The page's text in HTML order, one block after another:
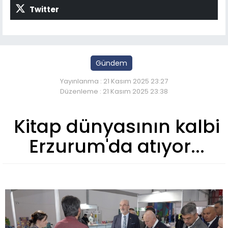
Twitter
Gündem
Yayınlanma : 21 Kasım 2025 23:27
Düzenleme : 21 Kasım 2025 23:38
Kitap dünyasının kalbi
Erzurum'da atıyor...